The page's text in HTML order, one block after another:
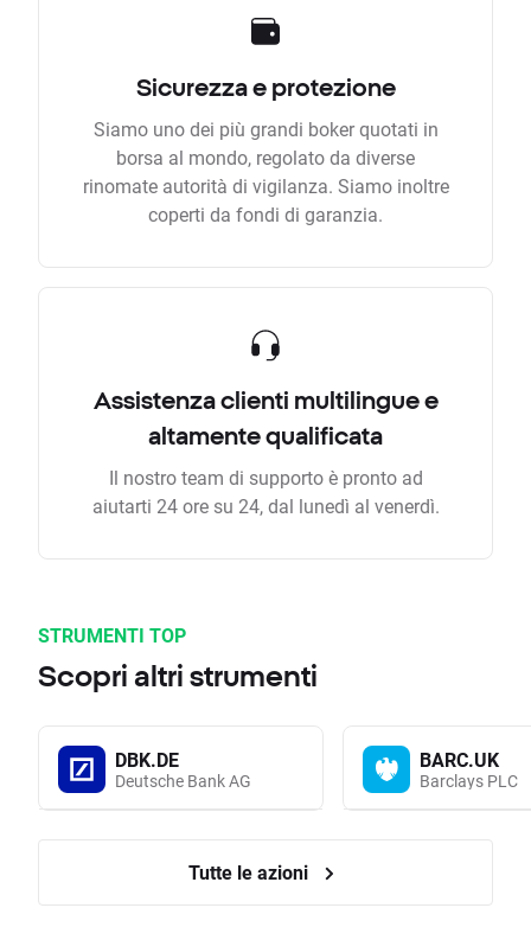
Sicurezza e protezione
Siamo uno dei più grandi boker quotati in
borsa al mondo, regolato da diverse
rinomate autorità di vigilanza. Siamo inoltre
coperti da fondi di garanzia.
Assistenza clienti multilingue e
altamente qualificata
Il nostro team di supporto è pronto ad
aiutarti 24 ore su 24, dal lunedì al venerdì.
STRUMENTI TOP
Scopri altri strumenti
DBK.DE
Deutsche Bank AG
BARC.UK
Barclays PLC
Tutte le azioni